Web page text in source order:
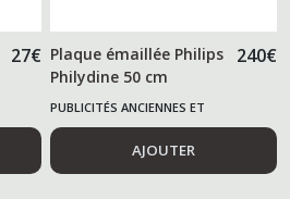
27€ Plaque émaillée Philips
Philydine 50 cm
240€
PUBLICITÉS ANCIENNES ET
ALIMENTAIRES
AJOUTER